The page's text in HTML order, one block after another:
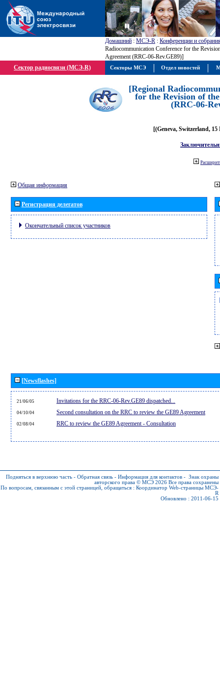
Домашний : МСЭ-R : Конференции и
Radiocommunication Conference for the
Agreement (RRC-06-Rev.GE89)]
Сектор радиосвязи (МСЭ-R)
[Regional
for the Revision of
(RRC-06-
[(Geneva, Switzerland, 15
Общая информация
Регистрация делегатов
Окончательный список участников
[Newsflashes]
21/06/05 Invitations for the RRC-06-Rev.GE89 dispatched...
04/10/04 Second consultation on the RRC to review the GE89 Agreement
02/08/04 RRC to review the GE89 Agreement - Consultation
Подняться в верхнюю часть - Обратная связь - Информация для контактов - Знак охраны
авторского права © МСЭ 2026 Все права сохранены
По вопросам, связанным с этой страницей, обращаться : Координатор Web-страницы МСЭ-
R
Обновлено : 2011-06-15
Секторы МСЭ Отдел новостей